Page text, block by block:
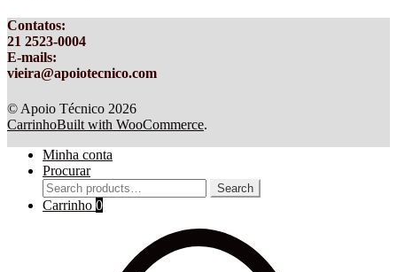
Contatos:
21 2523-0004
E-mails:
vieira@apoiotecnico.com
© Apoio Técnico 2026
CarrinhoBuilt with WooCommerce.
Minha conta
Procurar
Search
for:
Search
Carrinho 0